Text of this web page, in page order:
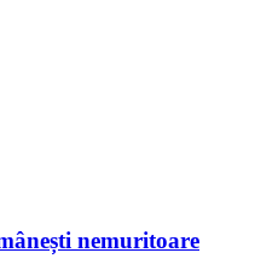
nemuritoare